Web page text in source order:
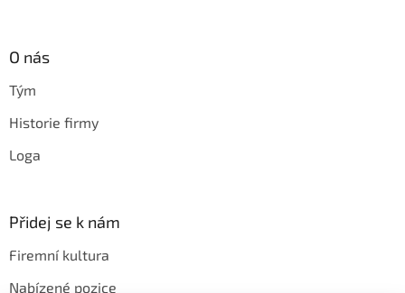
O nás
Tým
Historie firmy
Loga
Přidej se k nám
Firemní kultura
Nabízené pozice